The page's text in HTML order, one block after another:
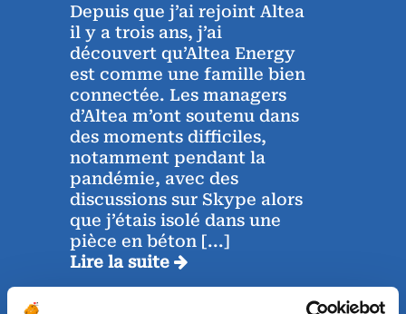
Depuis que j’ai rejoint Altea
il y a trois ans, j’ai
découvert qu’Altea Energy
est comme une famille bien
connectée. Les managers
d’Altea m’ont soutenu dans
des moments difficiles,
notamment pendant la
pandémie, avec des
discussions sur Skype alors
que j’étais isolé dans une
pièce en béton [...]
Lire la suite
J’ai
Lire